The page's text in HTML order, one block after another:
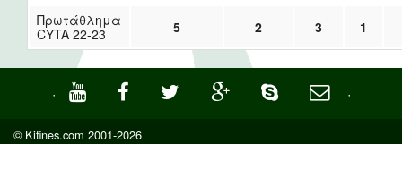
Πρωτάθλημα
CYTA 22-23
5 2 3 1
· ·
© Kifines.com 2001-2026